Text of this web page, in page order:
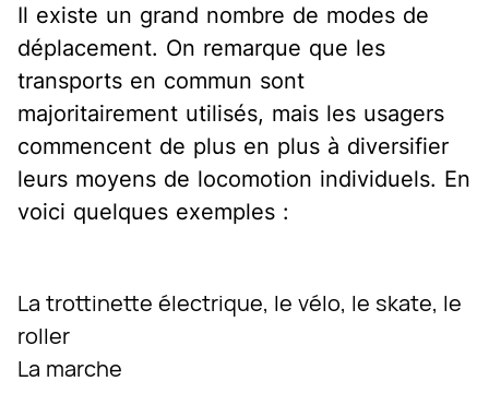
Il existe un grand nombre de modes de
déplacement. On remarque que les
transports en commun sont
majoritairement utilisés, mais les usagers
commencent de plus en plus à diversifier
leurs moyens de locomotion individuels. En
voici quelques exemples :
La trottinette électrique, le vélo, le skate, le
roller
La marche